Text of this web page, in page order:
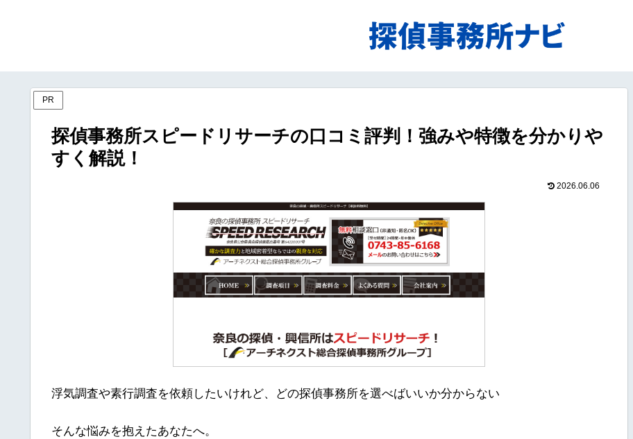
PR
探偵事務所スピードリサーチの口コミ評判！強みや特徴を分かりや
すく解説！
2026.06.06
浮気調査や素行調査を依頼したいけれど、どの探偵事務所を選べばいいか分からない
そんな悩みを抱えたあなたへ。